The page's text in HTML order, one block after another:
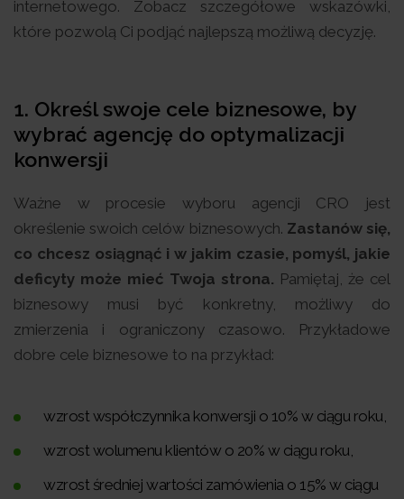
internetowego. Zobacz szczegółowe wskazówki,
które pozwolą Ci podjąć najlepszą możliwą decyzję.
1. Określ swoje cele biznesowe, by
wybrać agencję do optymalizacji
konwersji
Ważne w procesie wyboru agencji CRO jest
określenie swoich celów biznesowych. Zastanów się,
co chcesz osiągnąć i w jakim czasie, pomyśl, jakie
deficyty może mieć Twoja strona. Pamiętaj, że cel
biznesowy musi być konkretny, możliwy do
zmierzenia i ograniczony czasowo. Przykładowe
dobre cele biznesowe to na przykład:
wzrost współczynnika konwersji o 10% w ciągu roku,
wzrost wolumenu klientów o 20% w ciągu roku,
wzrost średniej wartości zamówienia o 15% w ciągu